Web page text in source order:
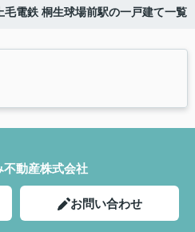
毛電鉄 桐生球場前駅の一戸建て一覧
不動産株式会社
お問い合わせ